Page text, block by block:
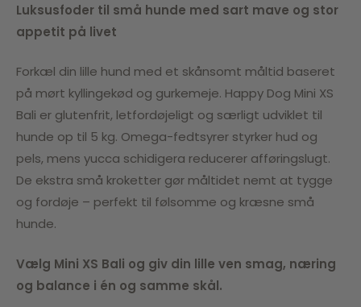
Luksusfoder til små hunde med sart mave og stor
appetit på livet
Forkæl din lille hund med et skånsomt måltid baseret
på mørt kyllingekød og gurkemeje. Happy Dog Mini XS
Bali er glutenfrit, letfordøjeligt og særligt udviklet til
hunde op til 5 kg. Omega-fedtsyrer styrker hud og
pels, mens yucca schidigera reducerer afføringslugt.
De ekstra små kroketter gør måltidet nemt at tygge
og fordøje – perfekt til følsomme og kræsne små
hunde.
Vælg Mini XS Bali og giv din lille ven smag, næring
og balance i én og samme skål.